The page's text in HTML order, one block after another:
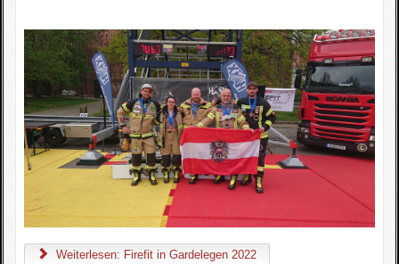
Weiterlesen: Firefit in Gardelegen 2022